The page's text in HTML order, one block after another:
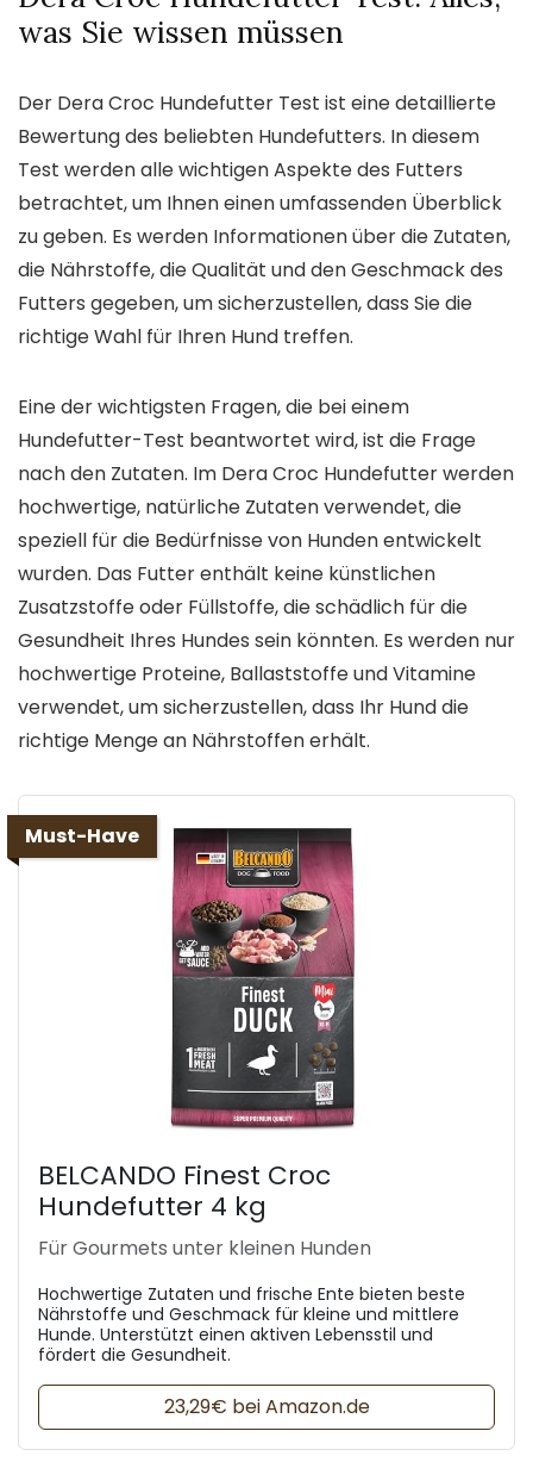
was Sie wissen müssen
Der Dera Croc Hundefutter Test ist eine detaillierte
Bewertung des beliebten Hundefutters. In diesem
Test werden alle wichtigen Aspekte des Futters
betrachtet, um Ihnen einen umfassenden Überblick
zu geben. Es werden Informationen über die Zutaten,
die Nährstoffe, die Qualität und den Geschmack des
Futters gegeben, um sicherzustellen, dass Sie die
richtige Wahl für Ihren Hund treffen.
Eine der wichtigsten Fragen, die bei einem
Hundefutter-Test beantwortet wird, ist die Frage
nach den Zutaten. Im Dera Croc Hundefutter werden
hochwertige, natürliche Zutaten verwendet, die
speziell für die Bedürfnisse von Hunden entwickelt
wurden. Das Futter enthält keine künstlichen
Zusatzstoffe oder Füllstoffe, die schädlich für die
Gesundheit Ihres Hundes sein könnten. Es werden nur
hochwertige Proteine, Ballaststoffe und Vitamine
verwendet, um sicherzustellen, dass Ihr Hund die
richtige Menge an Nährstoffen erhält.
Must-Have
BELCANDO Finest Croc
Hundefutter 4 kg
Für Gourmets unter kleinen Hunden
Hochwertige Zutaten und frische Ente bieten beste
Nährstoffe und Geschmack für kleine und mittlere
Hunde. Unterstützt einen aktiven Lebensstil und
fördert die Gesundheit.
23,29€ bei Amazon.de